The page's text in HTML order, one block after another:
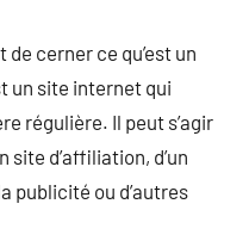
cerner ce qu’est un
un site internet qui
régulière. Il peut s’agir
site d’affiliation, d’un
publicité ou d’autres